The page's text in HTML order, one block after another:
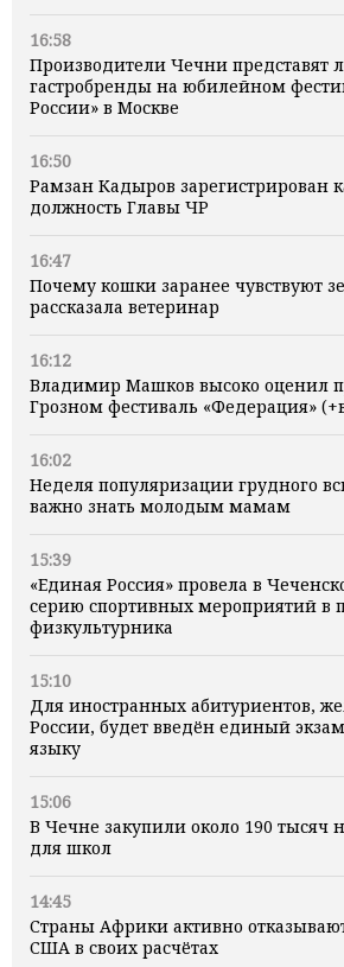
16:58
Производители Чечни представят
гастробренды на юбилейном
России» в Москве
16:50
Рамзан Кадыров зарегистрирован
должность Главы ЧР
16:47
Почему кошки заранее чувствуют
рассказала ветеринар
16:12
Владимир Машков высоко оценил
Грозном фестиваль «Федерация»
16:02
Неделя популяризации грудного
важно знать молодым мамам
15:39
«Единая Россия» провела в
серию спортивных мероприятий в
физкультурника
15:10
Для иностранных абитуриентов,
России, будет введён единый
языку
15:06
В Чечне закупили около 190 тысяч
для школ
14:45
Страны Африки активно
США в своих расчётах